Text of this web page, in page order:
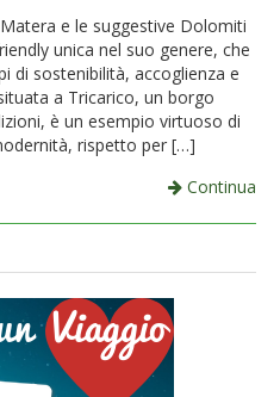
e le suggestive Dolomiti
unica nel suo genere, che
di sostenibilità, accoglienza e
a Tricarico, un borgo
è un esempio virtuoso di
rispetto per […]
Continua